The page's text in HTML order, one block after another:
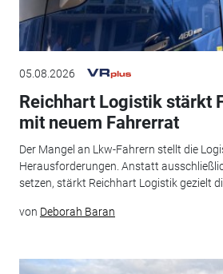
05.08.2026
Reichhart Logistik stärkt
mit neuem Fahrerrat
Der Mangel an Lkw-Fahrern stellt die
Herausforderungen. Anstatt
setzen, stärkt Reichhart Logistik gezielt
von Deborah Baran